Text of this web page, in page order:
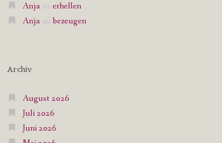
Anja zu erhellen
Anja zu bezeugen
Archiv
August 2026
Juli 2026
Juni 2026